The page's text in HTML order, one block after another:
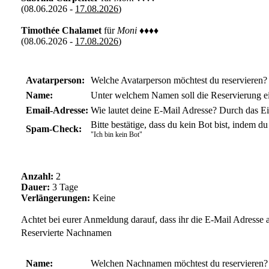
(08.06.2026 - 17.08.2026)
Timothée Chalamet für Moni ♦♦♦♦
(08.06.2026 - 17.08.2026)
Avatarperson:
Welche Avatarperson möchtest du
Name:
Unter welchem Namen soll die Reservierung
Email-Adresse: Wie lautet deine E-Mail Adresse? Durch das
Spam-Check:
Bitte bestätige, dass du kein Bot bist, indem
"Ich bin kein Bot"
Anzahl: 2
Dauer: 3 Tage
Verlängerungen: Keine
Achtet bei eurer Anmeldung darauf, dass ihr die E-Mail
Reservierte Nachnamen
Name: Welchen Nachnamen möchtest du reservieren?